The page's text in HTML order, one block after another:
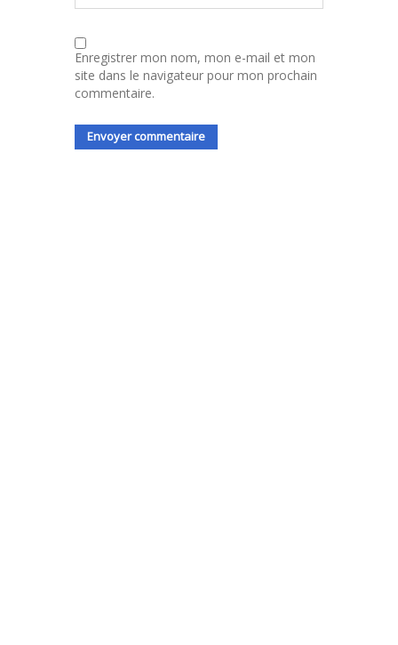
Enregistrer mon nom, mon e-mail et mon
site dans le navigateur pour mon prochain
commentaire.